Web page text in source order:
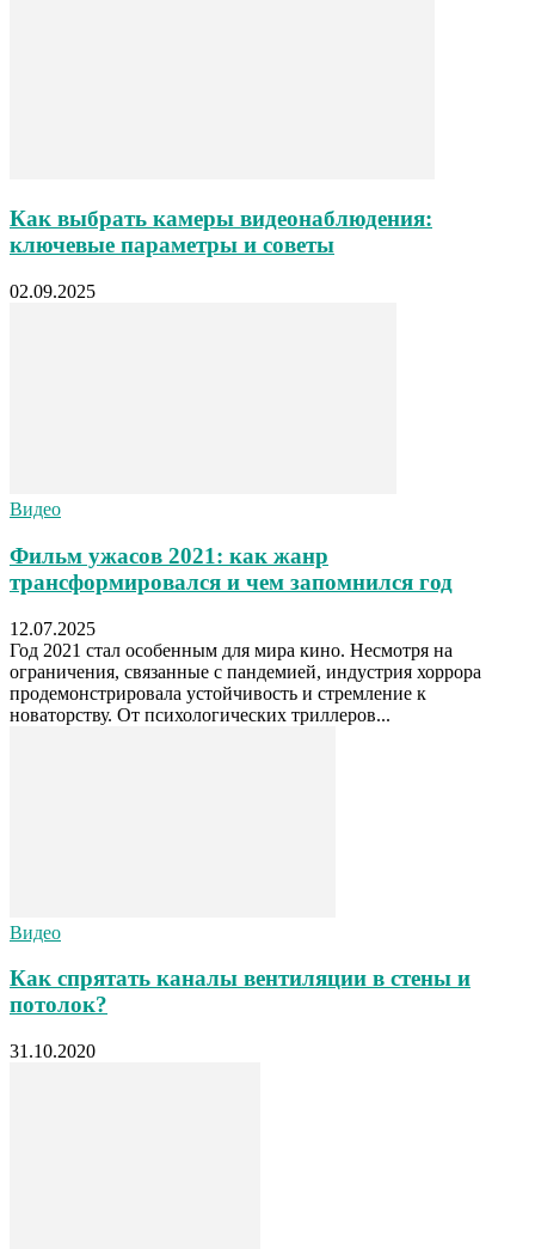
Как выбрать камеры видеонаблюдения:
ключевые параметры и советы
02.09.2025
Видео
Фильм ужасов 2021: как жанр
трансформировался и чем запомнился год
12.07.2025
Год 2021 стал особенным для мира кино. Несмотря на
ограничения, связанные с пандемией, индустрия хоррора
продемонстрировала устойчивость и стремление к
новаторству. От психологических триллеров...
Видео
Как спрятать каналы вентиляции в стены и
потолок?
31.10.2020